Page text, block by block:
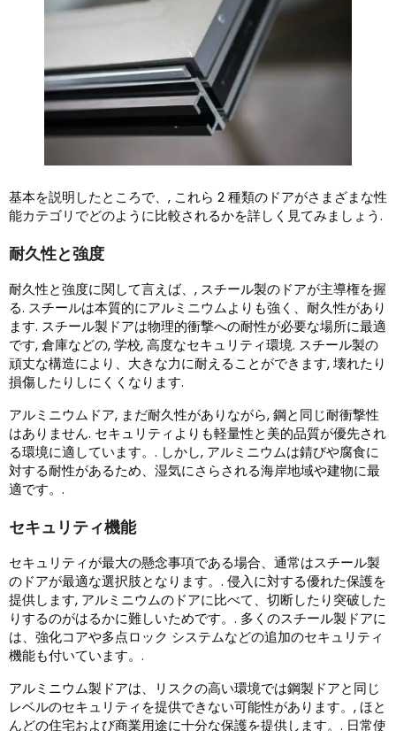
基本を説明したところで、, これら 2 種類のドアがさまざまな性
能カテゴリでどのように比較されるかを詳しく見てみましょう.
耐久性と強度
耐久性と強度に関して言えば、, スチール製のドアが主導権を握
る. スチールは本質的にアルミニウムよりも強く、耐久性があり
ます. スチール製ドアは物理的衝撃への耐性が必要な場所に最適
です, 倉庫などの, 学校, 高度なセキュリティ環境. スチール製の
頑丈な構造により、大きな力に耐えることができます, 壊れたり
損傷したりしにくくなります.
アルミニウムドア, まだ耐久性がありながら, 鋼と同じ耐衝撃性
はありません. セキュリティよりも軽量性と美的品質が優先され
る環境に適しています。. しかし, アルミニウムは錆びや腐食に
対する耐性があるため、湿気にさらされる海岸地域や建物に最
適です。.
セキュリティ機能
セキュリティが最大の懸念事項である場合、通常はスチール製
のドアが最適な選択肢となります。. 侵入に対する優れた保護を
提供します, アルミニウムのドアに比べて、切断したり突破した
りするのがはるかに難しいためです。. 多くのスチール製ドアに
は、強化コアや多点ロック システムなどの追加のセキュリティ
機能も付いています。.
アルミニウム製ドアは、リスクの高い環境では鋼製ドアと同じ
レベルのセキュリティを提供できない可能性があります。, ほと
んどの住宅および商業用途に十分な保護を提供します。. 日常使